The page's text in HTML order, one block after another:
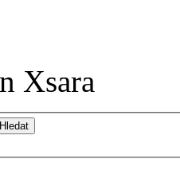
Xsara